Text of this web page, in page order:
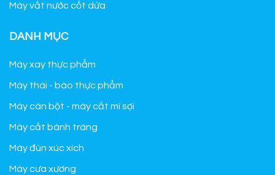
Máy vắt nước cốt dừa
DANH MỤC
Máy xay thực phẩm
Máy thái - bào thực phẩm
Máy cán bột - máy cắt mì sợi
Máy cắt bánh tráng
Máy đùn xúc xích
Máy cưa xương